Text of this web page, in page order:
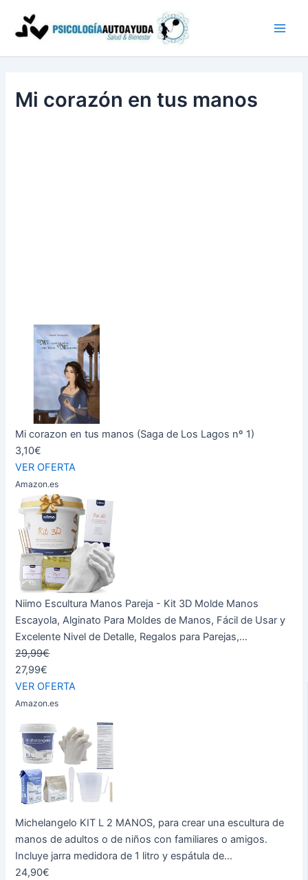
contenido
Mi corazón en tus manos
Mi corazon en tus manos (Saga de Los Lagos nº 1)
3,10€
VER OFERTA
Amazon.es
Niimo Escultura Manos Pareja - Kit 3D Molde Manos
Escayola, Alginato Para Moldes de Manos, Fácil de Usar y
Excelente Nivel de Detalle, Regalos para Parejas,...
29,99€
27,99€
VER OFERTA
Amazon.es
Michelangelo KIT L 2 MANOS, para crear una escultura de
manos de adultos o de niños con familiares o amigos.
Incluye jarra medidora de 1 litro y espátula de...
24,90€